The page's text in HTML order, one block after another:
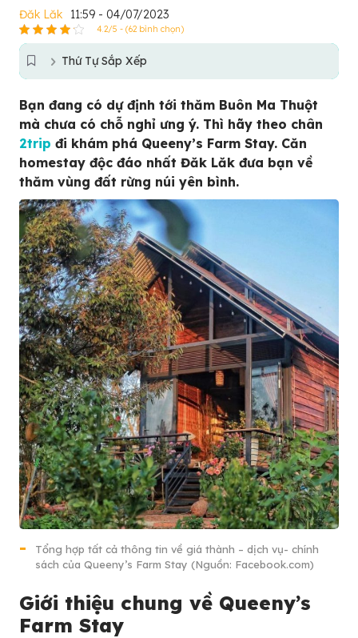
Đăk Lăk 11:59 - 04/07/2023
4.2/5 - (62 bình chọn)
Thứ Tự Sắp Xếp
Bạn đang có dự định tới thăm Buôn Ma Thuột
mà chưa có chỗ nghỉ ưng ý. Thì hãy theo chân
2trip đi khám phá Queeny’s Farm Stay. Căn
homestay độc đáo nhất Đăk Lăk đưa bạn về
thăm vùng đất rừng núi yên bình.
Tổng hợp tất cả thông tin về giá thành – dịch vụ- chính
sách của Queeny’s Farm Stay (Nguồn: Facebook.com)
Giới thiệu chung về Queeny’s
Farm Stay